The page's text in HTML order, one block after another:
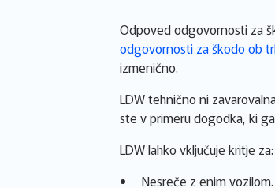
Odpoved odgovornosti za
odgovornosti za škodo ob
izmenično.
LDW tehnično ni
ste v primeru dogodka, ki
LDW lahko vključuje kritje za:
Nesreče z enim vozilom.